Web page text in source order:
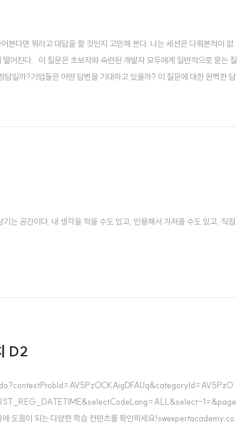
본다면 뭐라고 대답을 할 것인지 고민해 본다. 나는 세션은 다뤄본적이 없
어진다. 이 질문은 초보자와 숙련된 개발자 모두에게 일반적으로 묻는 질
일까?기업들은 어떤 답변을 기대하고 있을까? 이 질문에 대한 완벽한 답
는 공간이다. 내 생각을 적을 수도 있고, 인용해서 가져올 수도 있고, 직접
D2
1=&page
움이 되는 다양한 학습 컨텐츠를 확인하세요!swexpertacademy.co